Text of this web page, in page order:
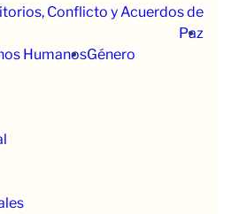
Conflicto y Acuerdos de
Paz
HumanosGénero